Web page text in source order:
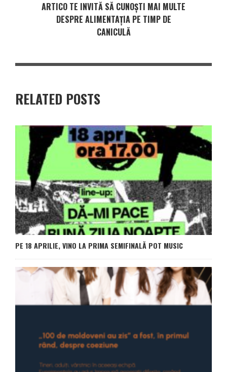
ARTICO TE INVITĂ SĂ CUNOȘTI MAI MULTE
DESPRE ALIMENTAȚIA PE TIMP DE
CANICULĂ
RELATED POSTS
PE 18 APRILIE, VINO LA PRIMA SEMIFINALĂ POT MUSIC